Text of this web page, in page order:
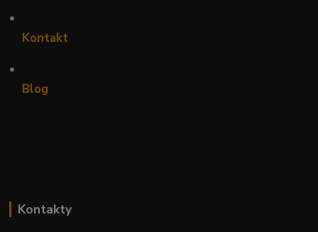
•
Kontakt
•
Blog
Kontakty